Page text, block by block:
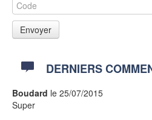
DERNIERS
Boudard le 25/07/2015
Super